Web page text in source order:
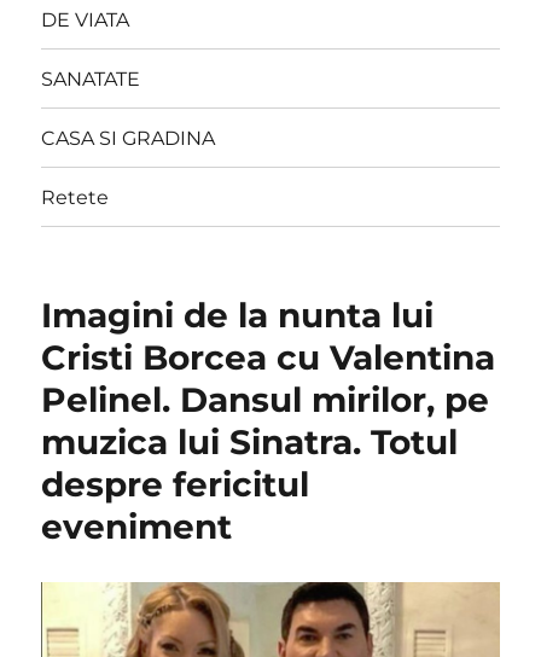
DE VIATA
SANATATE
CASA SI GRADINA
Retete
Imagini de la nunta lui
Cristi Borcea cu Valentina
Pelinel. Dansul mirilor, pe
muzica lui Sinatra. Totul
despre fericitul
eveniment